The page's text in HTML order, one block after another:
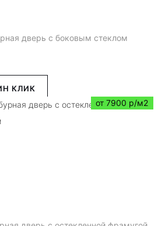
дверь с боковым стеклом
КЛИК
от 7900 р/м2